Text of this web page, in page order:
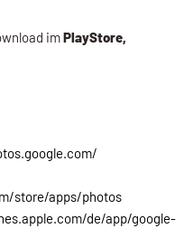
imPlayStore,
store/apps/photos
de/app/google-